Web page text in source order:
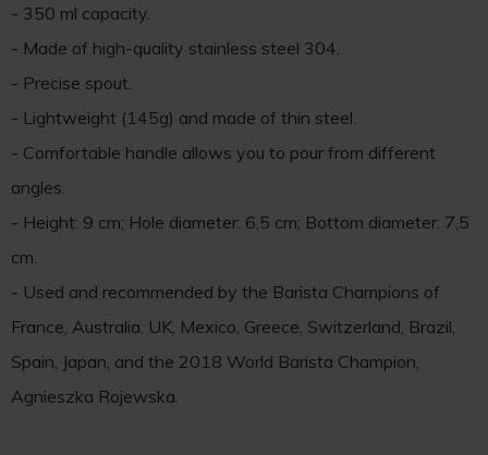
- 350 ml capacity.
- Made of high-quality stainless steel 304.
- Precise spout.
- Lightweight (145g) and made of thin steel.
- Comfortable handle allows you to pour from different
angles.
- Height: 9 cm; Hole diameter: 6,5 cm; Bottom diameter: 7,5
cm.
- Used and recommended by the Barista Champions of
France, Australia, UK, Mexico, Greece, Switzerland, Brazil,
Spain, Japan, and the 2018 World Barista Champion,
Agnieszka Rojewska.